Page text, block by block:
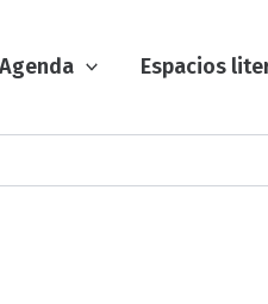
Agenda Espacios